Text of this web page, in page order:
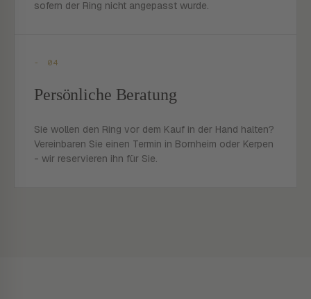
sofern der Ring nicht angepasst wurde.
- 04
Persönliche Beratung
Sie wollen den Ring vor dem Kauf in der Hand halten?
Vereinbaren Sie einen Termin in Bornheim oder Kerpen
- wir reservieren ihn für Sie.